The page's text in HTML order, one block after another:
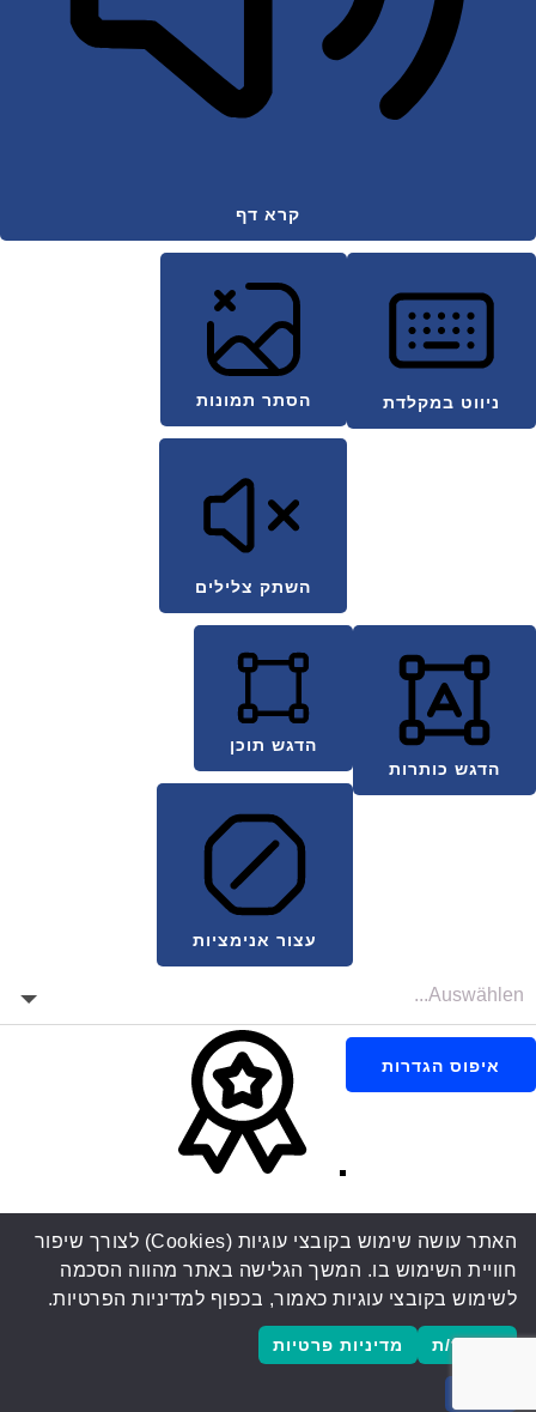
קרא דף
ניווט במקלדת הסתר תמונות
השתק צלילים
הדגש כותרות
הדגש תוכן
עצור אנימציות
איפוס הגדרות
האתר עושה שימוש בקובצי עוגיות (Cookies) לצורך שיפור
חוויית השימוש בו. המשך הגלישה באתר מהווה הסכמה
לשימוש בקובצי עוגיות כאמור, בכפוף למדיניות הפרטיות.
מאשר/ת מדיניות פרטיות